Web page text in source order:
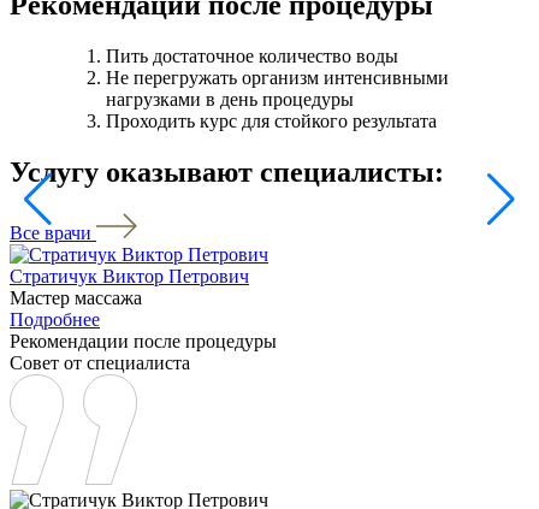
Пить достаточное количество воды
Не перегружать организм интенсивными
нагрузками в день процедуры
Проходить курс для стойкого результата
Услугу оказывают специалисты:
Все врачи
Стратичук Виктор Петрович
Мастер массажа
Подробнее
Рекомендации после процедуры
Совет от специалиста